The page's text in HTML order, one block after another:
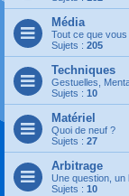
Média
Tout ce que
Sujets : 205
Techniques
Gestuelles,
Sujets : 10
Matériel
Quoi de neuf ?
Sujets : 27
Arbitrage
Une question, un
Sujets : 10